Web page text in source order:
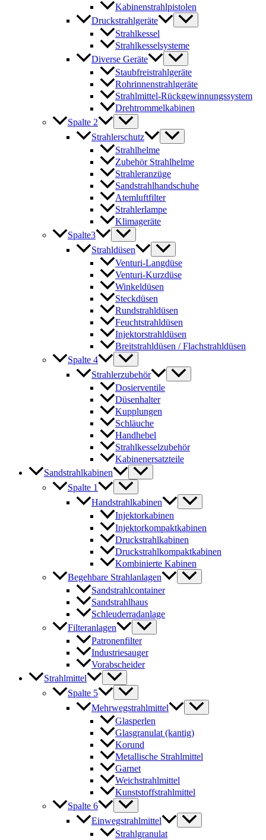
Kabinenstrahlpistolen
Druckstrahlgeräte
Strahlkessel
Strahlkesselsysteme
Diverse Geräte
Staubfreistrahlgeräte
Rohrinnenstrahlgeräte
Strahlmittel-Rückgewinnungssystem
Drehtrommelkabinen
Spalte 2
Strahlerschutz
Strahlhelme
Zubehör Strahlhelme
Strahleranzüge
Sandstrahlhandschuhe
Atemluftfilter
Strahlerlampe
Klimageräte
Spalte3
Strahldüsen
Venturi-Langdüse
Venturi-Kurzdüse
Winkeldüsen
Steckdüsen
Rundstrahldüsen
Feuchtstrahldüsen
Injektorstrahldüsen
Breitstrahldüsen / Flachstrahldüsen
Spalte 4
Strahlerzubehör
Dosierventile
Düsenhalter
Kupplungen
Schläuche
Handhebel
Strahlkesselzubehör
Kabinenersatzteile
Sandstrahlkabinen
Spalte 1
Handstrahlkabinen
Injektorkabinen
Injektorkompaktkabinen
Druckstrahlkabinen
Druckstrahlkompaktkabinen
Kombinierte Kabinen
Begehbare Strahlanlagen
Sandstrahlcontainer
Sandstrahlhaus
Schleuderradanlage
Filteranlagen
Patronenfilter
Industriesauger
Vorabscheider
Strahlmittel
Spalte 5
Mehrwegstrahlmittel
Glasperlen
Glasgranulat (kantig)
Korund
Metallische Strahlmittel
Garnet
Weichstrahlmittel
Kunststoffstrahlmittel
Spalte 6
Einwegstrahlmittel
Strahlgranulat